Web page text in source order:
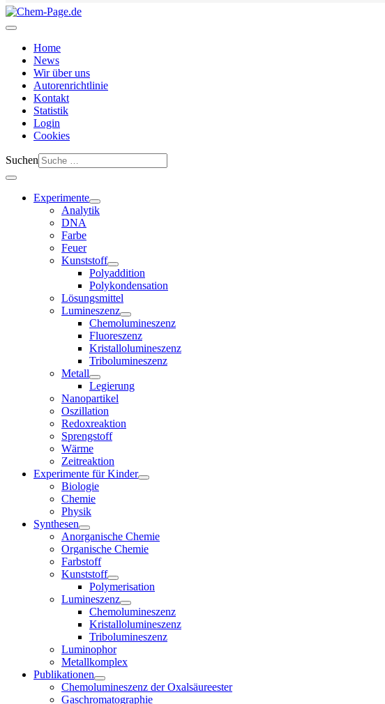
Home
News
Wir über uns
Autorenrichtlinie
Kontakt
Statistik
Login
Cookies
Suchen
Experimente
Analytik
DNA
Farbe
Feuer
Kunststoff
Polyaddition
Polykondensation
Lösungsmittel
Lumineszenz
Chemolumineszenz
Fluoreszenz
Kristallolumineszenz
Tribolumineszenz
Metall
Legierung
Nanopartikel
Oszillation
Redoxreaktion
Sprengstoff
Wärme
Zeitreaktion
Experimente für Kinder
Biologie
Chemie
Physik
Synthesen
Anorganische Chemie
Organische Chemie
Farbstoff
Kunststoff
Polymerisation
Lumineszenz
Chemolumineszenz
Kristallolumineszenz
Tribolumineszenz
Luminophor
Metallkomplex
Publikationen
Chemolumineszenz der Oxalsäureester
Gaschromatographie